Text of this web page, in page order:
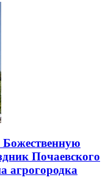
Почаевского
агрогородка